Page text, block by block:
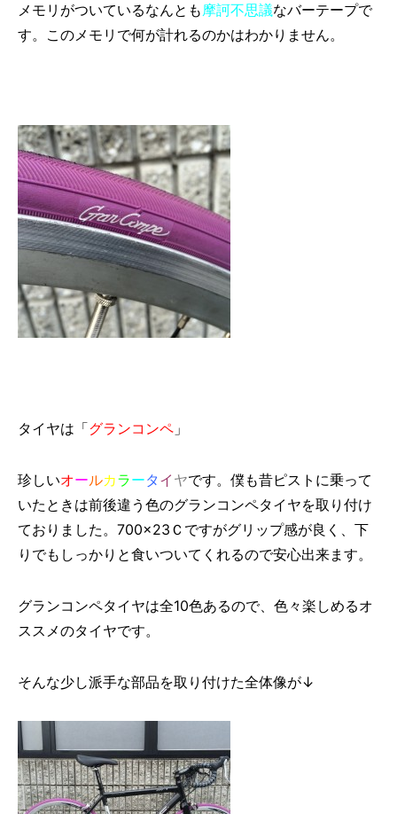
メモリがついているなんとも摩訶不思議なバーテープで
す。このメモリで何が計れるのかはわかりません。
タイヤは「グランコンペ 」
珍しいオールカラータイ ヤです。僕も昔ピストに乗って
いたときは前後違う色のグランコンペタイヤを取り付け
ておりました。700×23Ｃですがグリップ感が良く、下
りでもしっかりと食いついてくれるので安心出来ます。
グランコンペタイヤは全10色あるので、色々楽しめるオ
ススメのタイヤです。
そんな少し派手な部品を取り付けた全体像が↓